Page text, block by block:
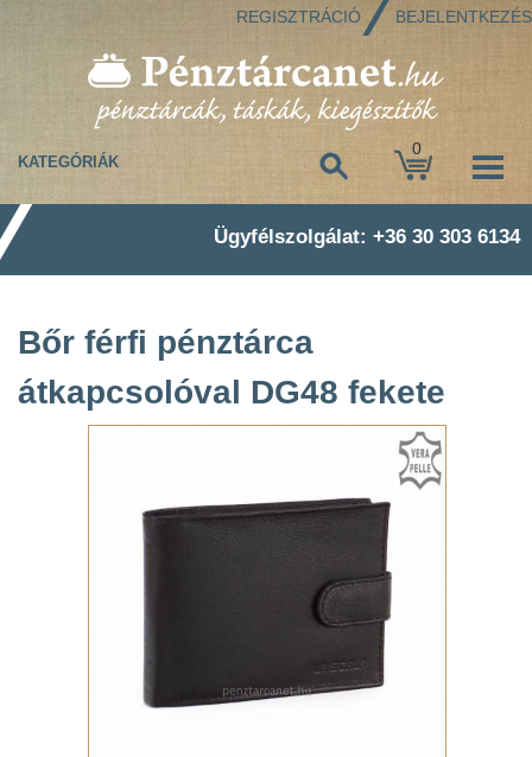
REGISZTRÁCIÓ BEJELENTKEZÉS
0
KATEGÓRIÁK
Ügyfélszolgálat: +36 30 303 6134
Bőr férfi pénztárca
átkapcsolóval DG48 fekete